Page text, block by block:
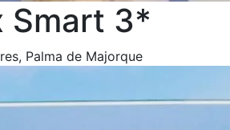
Smart 3*
, Palma de Majorque